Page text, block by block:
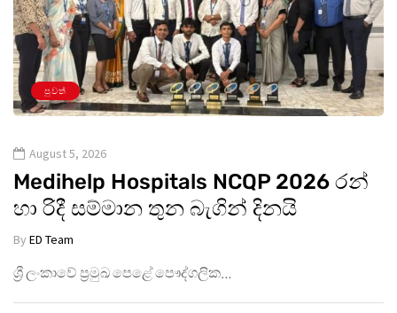
පුවත්
August 5, 2026
Medihelp Hospitals NCQP 2026 රන්
හා රිදී සම්මාන තුන බැගින් දිනයි
By ED Team
ශ්‍රී ලංකාවේ ප්‍රමුඛ පෙළේ පෞද්ගලික…